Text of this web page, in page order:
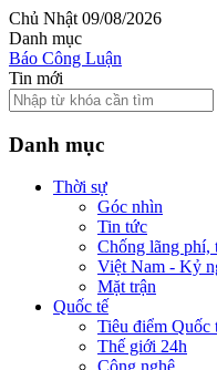
Chủ Nhật 09/08/2026
Danh mục
Báo Công Luận
Tin mới
Danh mục
Thời sự
Góc nhìn
Tin tức
Chống lãng phí,
Việt Nam - Kỷ
Mặt trận
Quốc tế
Tiêu điểm Quốc
Thế giới 24h